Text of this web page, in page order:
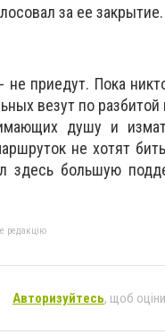
за ее закрытие.
не приедут. Пока
везут по разбитой
душу и
не хотят
здесь большую
редакцію
Авторизуйтесь, щоб